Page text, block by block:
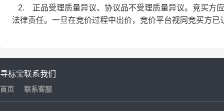
2. 正品受理质量异议、协议品不受理质量异议。竞买方
法律责任。一旦在竞价过程中出价，竞价平台视同竞买方已
寻标宝
首页
联系我们
联系客服